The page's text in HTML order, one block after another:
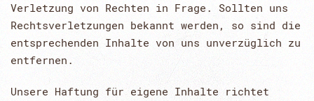
Verletzung von Rechten in Frage. Sollten uns
Rechtsverletzungen bekannt werden, so sind die
entsprechenden Inhalte von uns unverzüglich zu
entfernen.
Unsere Haftung für eigene Inhalte richtet